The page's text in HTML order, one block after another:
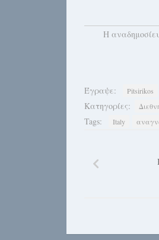
H
Έγραψε: Pitsirikos
Κατηγορίες:
Tags: Italy